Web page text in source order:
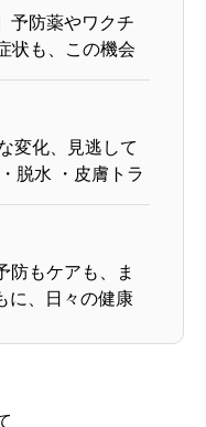
予防薬やワクチ
状も、この機会
変化、見逃して
脱水 ・皮膚トラ
防もケアも、ま
に、日々の健康